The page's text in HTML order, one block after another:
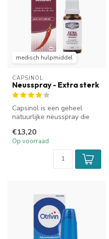
medisch hulpmiddel
CAPSINOL
Neusspray - Extra sterk
Capsinol is een geheel
natuurlijke neusspray die
door ...
€13,20
Op voorraad